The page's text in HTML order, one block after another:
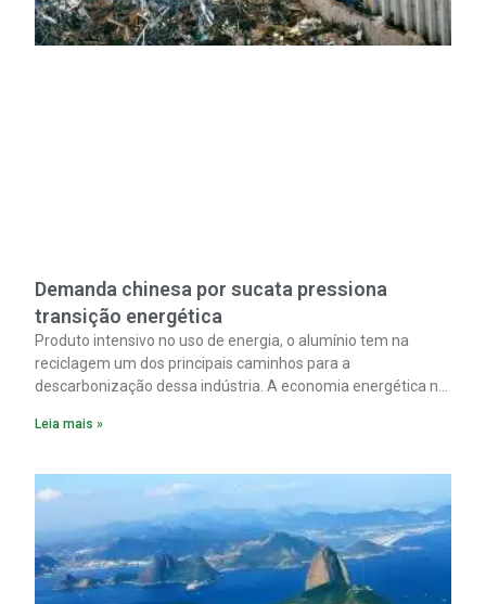
Demanda chinesa por sucata pressiona
transição energética
Produto intensivo no uso de energia, o alumínio tem na
reciclagem um dos principais caminhos para a
descarbonização dessa indústria. A economia energética na
material. A produção de um alumínio mais limpo, no entanto,
insumo, a sucata, devido, sobretudo, ao interesse chinês
pela matéria-prima.
Leia mais »